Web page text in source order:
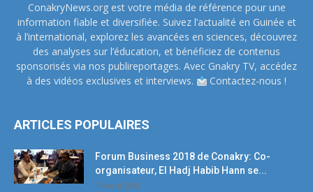
ConakryNews.org est votre média de référence pour une
information fiable et diversifiée. Suivez l’actualité en Guinée et
à l’international, explorez les avancées en sciences, découvrez
des analyses sur l’éducation, et bénéficiez de contenus
sponsorisés via nos publireportages. Avec Gnakry TV, accédez
à des vidéos exclusives et interviews.
Contactez-nous !
ARTICLES POPULAIRES
Forum Business 2018 de Conakry: Co-
organisateur, El Hadj Habib Hann se...
19 avril 2018